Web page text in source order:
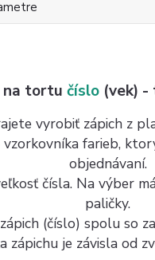
na tortu číslo (vek) -
vyrobiť zápich z
farieb,
objednávaní.
čísla. Na výber
paličky.
(číslo) spolu so
zápichu je závisla od